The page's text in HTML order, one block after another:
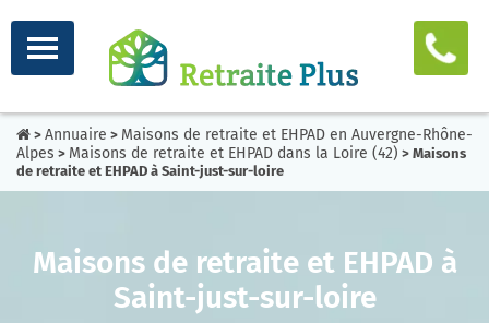
> Annuaire > Maisons de retraite et EHPAD en Auvergne-Rhône-
Alpes > Maisons de retraite et EHPAD dans la Loire (42) > Maisons
de retraite et EHPAD à Saint-just-sur-loire
Maisons de retraite et EHPAD à
Saint-just-sur-loire